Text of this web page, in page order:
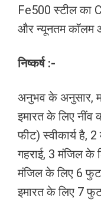
Fe500 स्टील का
और न्यूनतम कॉलम
निष्कर्ष :-
अनुभव के अनुसार,
इमारत के लिए नींव
फीट) स्वीकार्य है,
गहराई, 3 मंजिल के
मंजिल के लिए 6 फुट
इमारत के लिए 7